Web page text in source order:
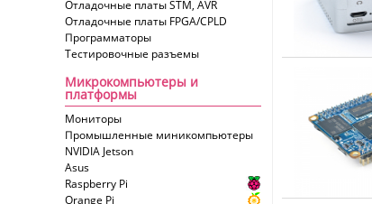
Отладочные платы STM, AVR
Отладочные платы FPGA/CPLD
Программаторы
Тестировочные разъемы
Микрокомпьютеры и
платформы
Мониторы
Промышленные миникомпьютеры
NVIDIA Jetson
Asus
Raspberry Pi
Orange Pi